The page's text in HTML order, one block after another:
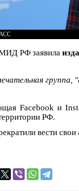
МИД РФ заявила
группа,
Facebook и
РФ.
вести